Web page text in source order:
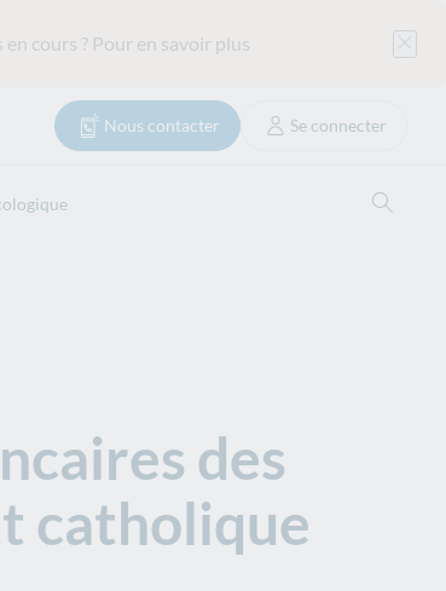
cours ? Pour en savoir plus
Nous contacter Se connecter
des
catholique